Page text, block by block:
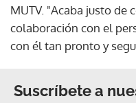
MUTV. "Acaba justo de
colaboración con el
con él tan pronto y
Suscríbete a